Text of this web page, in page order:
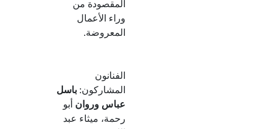
المقصودة من
وراء الأعمال
المعروضة.
الفنانون
المشاركون:باسل
عباس وروان أبو
رحمة، ميثاء عبد